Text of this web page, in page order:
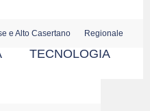
e Alto Casertano Regionale
TECNOLOGIA